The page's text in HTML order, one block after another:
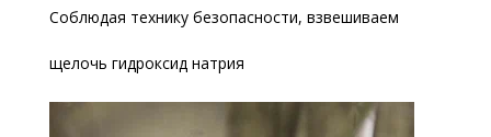
Соблюдая технику безопасности, взвешиваем
щелочь гидроксид натрия